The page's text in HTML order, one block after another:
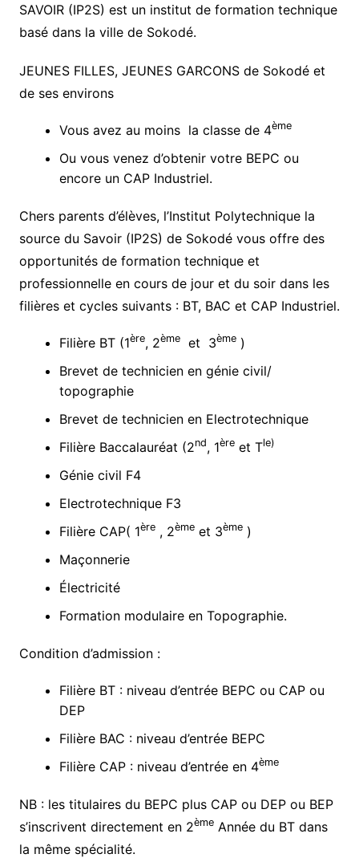
SAVOIR (IP2S) est un institut de formation technique
basé dans la ville de Sokodé.
JEUNES FILLES, JEUNES GARCONS de Sokodé et
de ses environs
Vous avez au moins la classe de 4ème
Ou vous venez d’obtenir votre BEPC ou
encore un CAP Industriel.
Chers parents d’élèves, l’Institut Polytechnique la
source du Savoir (IP2S) de Sokodé vous offre des
opportunités de formation technique et
professionnelle en cours de jour et du soir dans les
filières et cycles suivants : BT, BAC et CAP Industriel.
Filière BT (1ère, 2èmeet 3ème)
Brevet de technicien en génie civil/
topographie
Brevet de technicien en Electrotechnique
Filière Baccalauréat (2nd, 1èreet Tle)
Génie civil F4
Electrotechnique F3
Filière CAP( 1ère, 2èmeet 3ème)
Maçonnerie
Électricité
Formation modulaire en Topographie.
Condition d’admission :
Filière BT : niveau d’entrée BEPC ou CAP ou
DEP
Filière BAC : niveau d’entrée BEPC
Filière CAP : niveau d’entrée en 4ème
NB : les titulaires du BEPC plus CAP ou DEP ou BEP
s’inscrivent directement en 2èmeAnnée du BT dans
la même spécialité.